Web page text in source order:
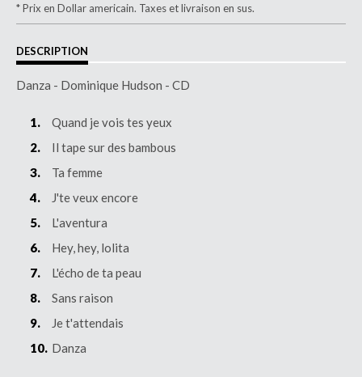
* Prix en Dollar americain. Taxes et livraison en sus.
DESCRIPTION
Danza - Dominique Hudson - CD
Quand je vois tes yeux
Il tape sur des bambous
Ta femme
J'te veux encore
L'aventura
Hey, hey, lolita
L'écho de ta peau
Sans raison
Je t'attendais
Danza